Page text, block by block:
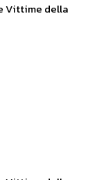
Vittime della